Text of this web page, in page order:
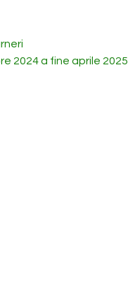
2024 a fine aprile 2025